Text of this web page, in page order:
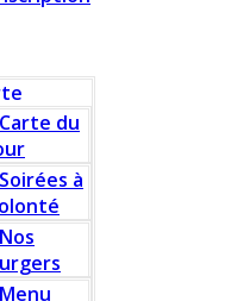
Carte du
Soirées à
Nos
Menu